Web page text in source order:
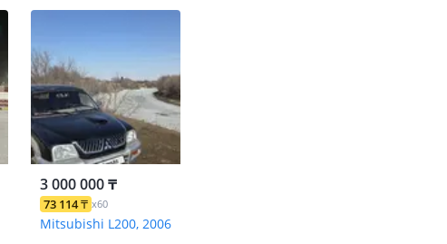
3 000 000 ₸
73 114₸ x60
Mitsubishi L200, 2006